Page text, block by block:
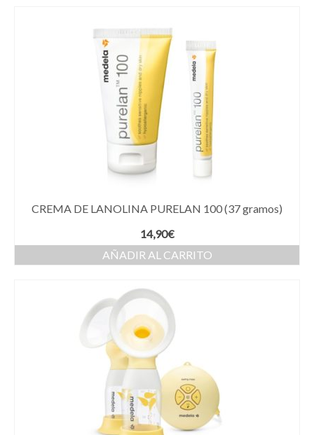
CREMA DE LANOLINA PURELAN 100 (37 gramos)
14,90€
AÑADIR AL CARRITO